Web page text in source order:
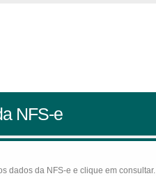
NFS-e
dados da NFS-e e clique em consultar.